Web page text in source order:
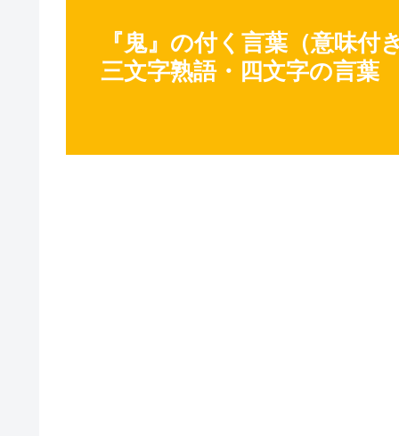
『鬼』の付く言葉（意味付
三文字熟語・四文字の言葉